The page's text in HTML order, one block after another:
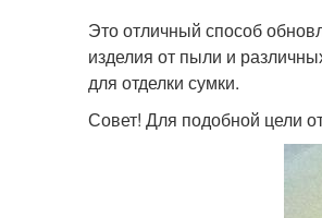
Это отличный способ
изделия от пыли и
для отделки сумки.
Совет! Для подобной цели